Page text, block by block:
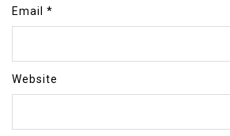
Email *
Website